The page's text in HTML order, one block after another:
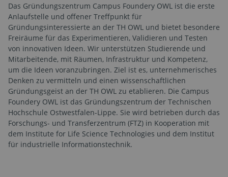
Das Gründungszentrum Campus Foundery OWL ist die erste
Anlaufstelle und offener Treffpunkt für
Gründungsinteressierte an der TH OWL und bietet besondere
Freiräume für das Experimentieren, Validieren und Testen
von innovativen Ideen. Wir unterstützen Studierende und
Mitarbeitende, mit Räumen, Infrastruktur und Kompetenz,
um die Ideen voranzubringen. Ziel ist es, unternehmerisches
Denken zu vermitteln und einen wissenschaftlichen
Gründungsgeist an der TH OWL zu etablieren. Die Campus
Foundery OWL ist das Gründungszentrum der Technischen
Hochschule Ostwestfalen-Lippe. Sie wird betrieben durch das
Forschungs- und Transferzentrum (FTZ) in Kooperation mit
dem Institute for Life Science Technologies und dem Institut
für industrielle Informationstechnik.